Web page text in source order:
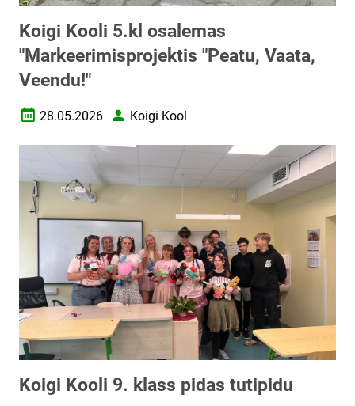
Koigi Kooli 5.kl osalemas
"Markeerimisprojektis "Peatu, Vaata,
Veendu!"
Loomise kuupäev
28.05.2026 AutorKoigi Kool
Koigi Kooli 9. klass pidas tutipidu